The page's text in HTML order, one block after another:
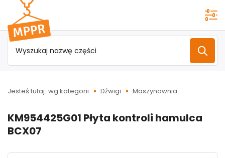
Przejdź do
menu
głównego
Jesteś tutaj: wg kategorii Dźwigi Maszynownia
KM954425G01 Płyta kontroli hamulca
BCX07